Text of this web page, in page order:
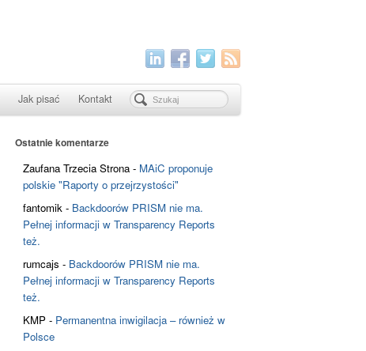
Jak pisać Kontakt
Ostatnie komentarze
Zaufana Trzecia Strona- MAiC proponuje
polskie "Raporty o przejrzystości"
fantomik- Backdoorów PRISM nie ma.
Pełnej informacji w Transparency Reports
też.
rumcajs - Backdoorów PRISM nie ma.
Pełnej informacji w Transparency Reports
też.
KMP- Permanentna inwigilacja – również w
Polsce